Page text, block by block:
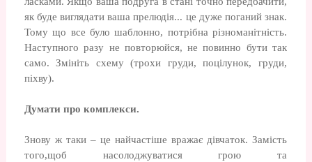
як буде виглядати ваша прелюдія... це дуже поганий знак.
Тому що все було шаблонно, потрібна різноманітність.
Наступного разу не повторюйся, не повинно бути так
само. Змініть схему (трохи груди, поцілунок, груди,
піхву).
Думати про комплекси.
Знову ж таки – це найчастіше вражає дівчаток. Замість
того,щоб насолоджуватися грою та